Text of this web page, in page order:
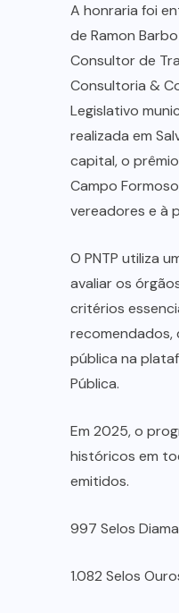
A honraria foi
de Ramon
Consultor de
Consultoria &
Legislativo
realizada em
capital, o
Campo
vereadores e à
O PNTP utiliza
avaliar os
critérios
recomendados,
pública na
Pública.
Em 2025, o
históricos em
emitidos.
997 Selos
1.082 Selos